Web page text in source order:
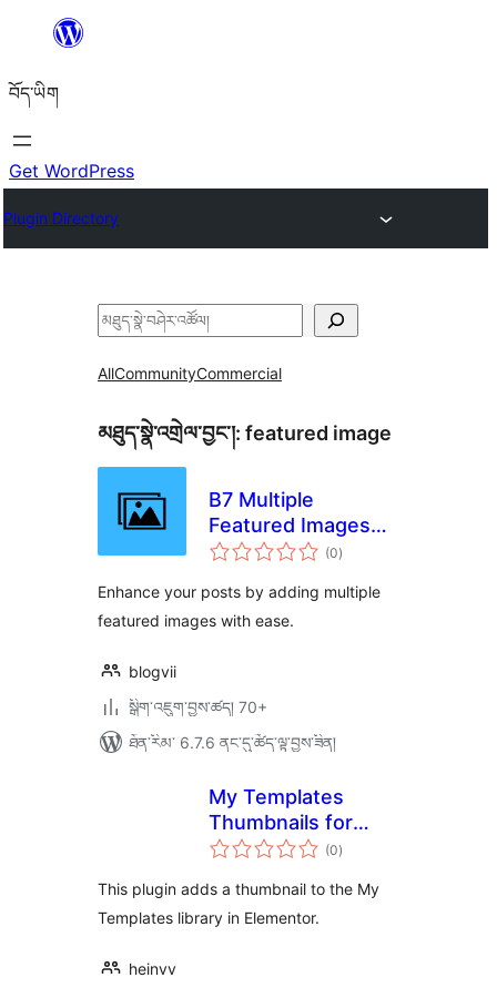
content
བོད་ཡིག
Get WordPress
Plugin Directory
བཤེར་
AllCommunityCommercial
མཐུད་སྣེ་འགྲེལ་བྱང་།: featured image
B7 Multiple
Featured Images
for Post
(0གདེང་
འཇོག་
ཚང་།
)
Enhance your posts by adding multiple
featured images with ease.
blogvii
སྒྲིག་འཇུག་བྱས་ཚད། 70+
ཐོན་རིམ་ 6.7.6 ནང་དུ་ཚོད་ལྟ་བྱས་ཟིན།
My Templates
Thumbnails for
Elementor
(0གདེང་
འཇོག་
ཚང་།
)
This plugin adds a thumbnail to the My
Templates library in Elementor.
heinvv